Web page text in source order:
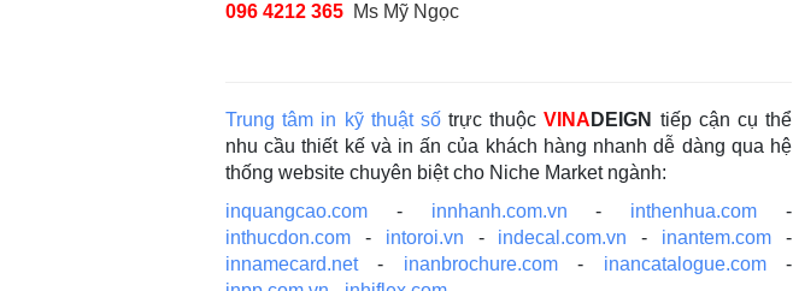
096 4212 365 Ms Mỹ Ngọc
Trung tâm in kỹ thuật sốtrực thuộcVINA DEIGN tiếp cận cụ thể
nhu cầu thiết kế và in ấn của khách hàng nhanh dễ dàng qua hệ
thống website chuyên biệt cho Niche Market ngành:
inquangcao.com - innhanh.com.vn - inthenhua.com -
inthucdon.com - intoroi.vn - indecal.com.vn - inantem.com -
innamecard.net- inanbrochure.com- inancatalogue.com-